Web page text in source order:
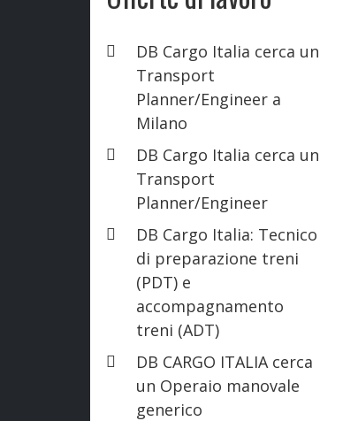
DB Cargo Italia cerca un
Transport
Planner/Engineer a
Milano
DB Cargo Italia cerca un
Transport
Planner/Engineer
DB Cargo Italia: Tecnico
di preparazione treni
(PDT) e
accompagnamento
treni (ADT)
DB CARGO ITALIA cerca
un Operaio manovale
generico